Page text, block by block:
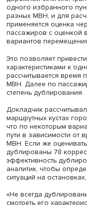
Ведущий эксперт
транспортной
сообщение «Оценка
пассажирских
обеспечения
массового
дублирование
том числе
обязательно
пояснил:
маршрутного куста
Выделяются три
дорожной сети,
В каждой группе
исследования. В
работы подвижного
учитываются связи
маршрутов.